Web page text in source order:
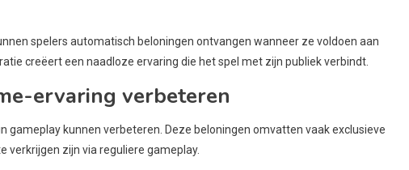
spelers automatisch beloningen ontvangen wanneer ze voldoen aan
creëert een naadloze ervaring die het spel met zijn publiek verbindt.
ervaring verbeteren
gameplay kunnen verbeteren. Deze beloningen omvatten vaak exclusieve
verkrijgen zijn via reguliere gameplay.